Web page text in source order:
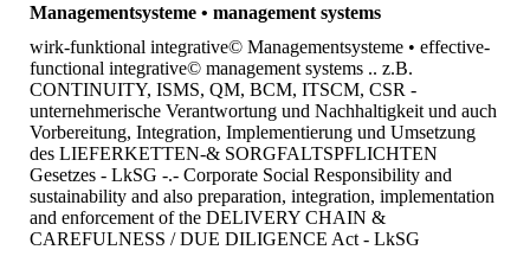
Managementsysteme • management systems
wirk-funktional integrative© Managementsysteme • effective-
functional integrative© management systems .. z.B.
CONTINUITY, ISMS, QM, BCM, ITSCM, CSR -
unternehmerische Verantwortung und Nachhaltigkeit und auch
Vorbereitung, Integration, Implementierung und Umsetzung
des LIEFERKETTEN-& SORGFALTSPFLICHTEN
Gesetzes - LkSG -.- Corporate Social Responsibility and
sustainability and also preparation, integration, implementation
and enforcement of the DELIVERY CHAIN &
CAREFULNESS / DUE DILIGENCE Act - LkSG